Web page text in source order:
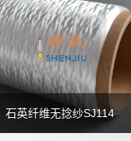
石英纤维无捻纱SJ114